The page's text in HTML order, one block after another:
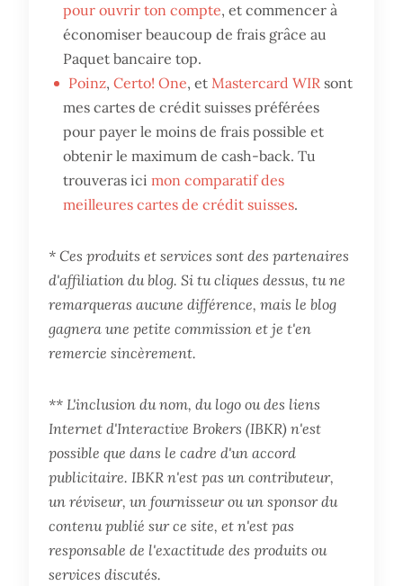
pour ouvrir ton compte, et commencer à
économiser beaucoup de frais grâce au
Paquet bancaire top.
Poinz,Certo! One, etMastercard WIR sont
mes cartes de crédit suisses préférées
pour payer le moins de frais possible et
obtenir le maximum de cash-back. Tu
trouveras icimon comparatif des
meilleures cartes de crédit suisses.
* Ces produits et services sont des partenaires
d'affiliation du blog. Si tu cliques dessus, tu ne
remarqueras aucune différence, mais le blog
gagnera une petite commission et je t'en
remercie sincèrement.
** L'inclusion du nom, du logo ou des liens
Internet d'Interactive Brokers (IBKR) n'est
possible que dans le cadre d'un accord
publicitaire. IBKR n'est pas un contributeur,
un réviseur, un fournisseur ou un sponsor du
contenu publié sur ce site, et n'est pas
responsable de l'exactitude des produits ou
services discutés.